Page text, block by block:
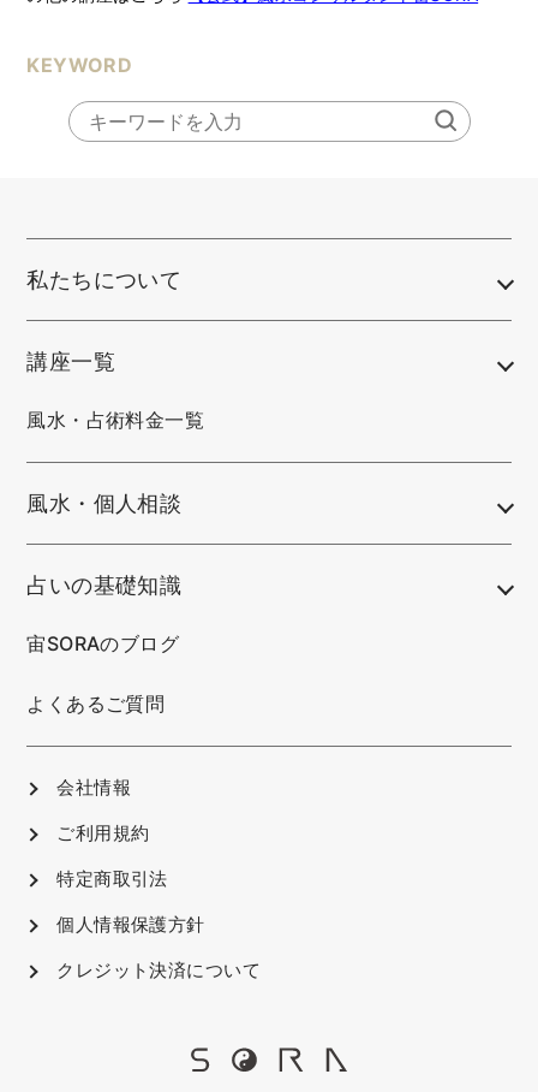
KEYWORD
私たちについて
講座一覧
風水・占術料金一覧
風水・個人相談
占いの基礎知識
宙SORAのブログ
よくあるご質問
会社情報
ご利用規約
特定商取引法
個人情報保護方針
クレジット決済について